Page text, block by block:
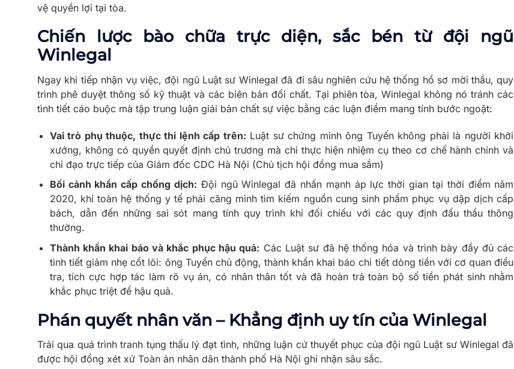
vệ quyền lợi tại tòa.
Chiến lược bào chữa trực diện, sắc bén từ đội ngũ
Winlegal
Ngay khi tiếp nhận vụ việc, đội ngũ Luật sư Winlegal đã đi sâu nghiên cứu hệ thống hồ sơ mời thầu, quy
trình phê duyệt thông số kỹ thuật và các biên bản đối chất. Tại phiên tòa, Winlegal không nó tránh các
tình tiết cáo buộc mà tập trung luận giải bản chất sự việc bằng các luận điểm mang tính bước ngoặt:
Vai trò phụ thuộc, thực thi lệnh cấp trên: Luật sư chứng minh ông Tuyến không phải là người khởi
xướng, không có quyền quyết định chủ trương mà chỉ thực hiện nhiệm cụ theo cơ chế hành chính và
chỉ đạo trực tiếp của Giám đốc CDC Hà Nội (Chủ tịch hội đồng mua sắm)
Bối cảnh khẩn cấp chống dịch: Đội ngũ Winlegal đã nhấn mạnh áp lực thời gian tại thời điểm năm
2020, khi toàn hệ thống y tế phải căng mình tìm kiếm nguồn cung sinh phẩm phục vụ dập dịch cấp
bách, dẫn đến những sai sót mang tính quy trình khi đối chiếu với các quy định đấu thầu thông
thường.
Thành khẩn khai báo và khắc phục hậu quả: Các Luật sư đã hệ thống hóa và trình bày đầy đủ các
tình tiết giảm nhẹ cốt lõi: ông Tuyến chủ động, thành khẩn khai báo chi tiết dòng tiền với cơ quan điều
tra, tích cực hợp tác làm rõ vụ án, có nhân thân tốt và đã hoàn trả toàn bộ số tiền phát sinh nhằm
khắc phục triệt để hậu quả.
Phán quyết nhân văn – Khẳng định uy tín của Winlegal
Trải qua quá trình tranh tụng thấu lý đạt tình, những luận cứ thuyết phục của đội ngũ Luật sư Winlegal đã
được hội đồng xét xử Toàn án nhân dân thành phố Hà Nội ghi nhận sâu sắc.